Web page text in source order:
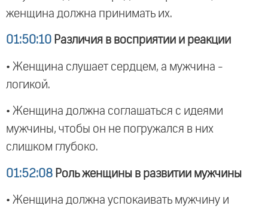
женщина должна принимать их.
01:50:10 Различия в восприятии и реакции
• Женщина слушает сердцем, а мужчина -
логикой.
• Женщина должна соглашаться с идеями
мужчины, чтобы он не погружался в них
слишком глубоко.
01:52:08 Роль женщины в развитии мужчины
• Женщина должна успокаивать мужчину и